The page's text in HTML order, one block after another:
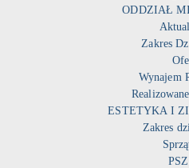
ODDZIAŁ
Zakres
Wynajem
ESTETYKA I
Zakres